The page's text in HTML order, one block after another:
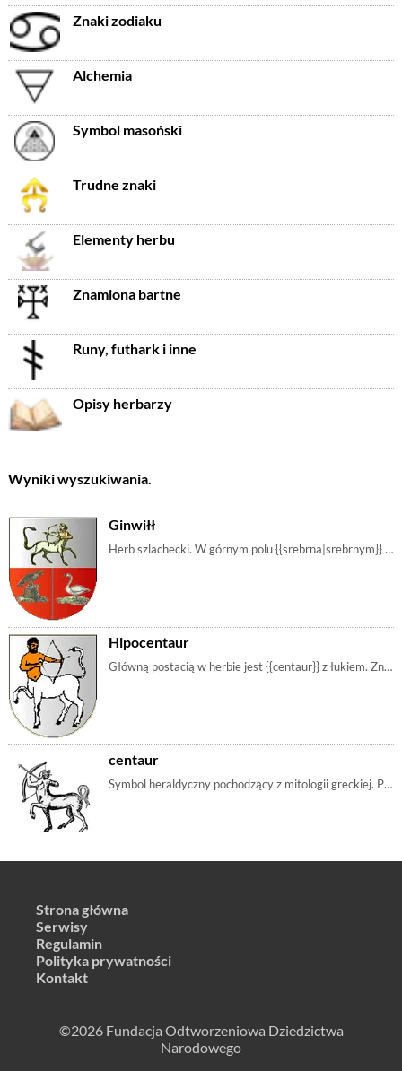
Znaki zodiaku
Alchemia
Symbol masoński
Trudne znaki
Elementy herbu
Znamiona bartne
Runy, futhark i inne
Opisy herbarzy
Wyniki wyszukiwania.
Ginwiłł
Herb szlachecki. W górnym polu {{srebrna|srebrnym}} centaur w prawo z wężem zamiast ogona do którego strzela z łuku. W dolnej połowie przedzielonej w | m_centaur, m_łabędź, m_ptak, m_jastrząb, m_pień, m_trawa, m_hipocentaurus, m_srebrna
Hipocentaur
Główną postacią w herbie jest {{centaur}} z łukiem. Znane są wizerunki z centaurem zwróconym w prawą jak i w lewą stronę herbu. Herb prawdopodobnie po | m_centaur, m_hipocentaur, m_łuk
centaur
Symbol heraldyczny pochodzący z mitologii greckiej. Posiada wiele znaczeń. Można symbolizować gniew, zemstę, dzikie namiętności, ale też uosobienie mę | mobilia, m_centaur, stworzeniemityczne
Strona główna
Serwisy
Regulamin
Polityka prywatności
Kontakt
©2026 Fundacja Odtworzeniowa Dziedzictwa
Narodowego